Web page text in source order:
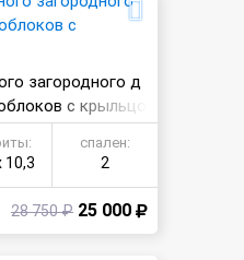
загородного д
с крыльцо
10,3
спален:
2
28 750 ₽ 25 000